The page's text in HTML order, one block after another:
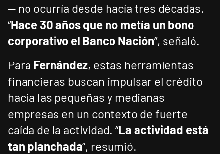
— no ocurría desde hacía tres décadas.
“Hace 30 años que no metía un bono
corporativo el Banco Nación”, señaló.
Para Fernández, estas herramientas
financieras buscan impulsar el crédito
hacia las pequeñas y medianas
empresas en un contexto de fuerte
caída de la actividad. “La actividad está
tan planchada”, resumió.